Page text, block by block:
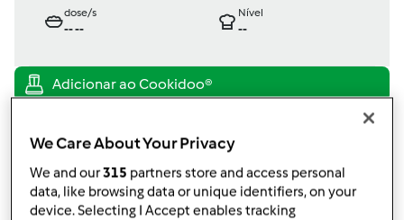
dose/s
----
Nível
--
porGast
published: 04.07.2010
alterado: 06.05.2011
Adicionar às minhas coleções
We Care About Your Privacy
We and our315 partners store and access personal
data, like browsing data or unique identifiers, on your
device. Selecting I Accept enables tracking